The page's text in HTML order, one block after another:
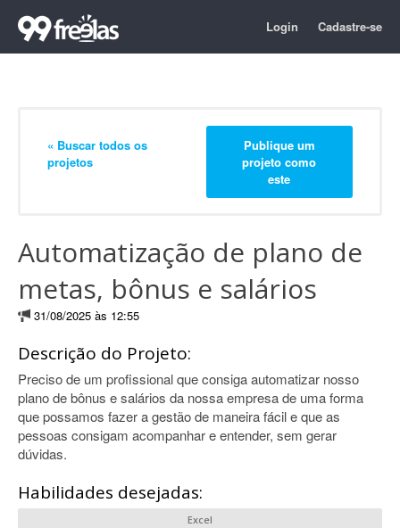
Login Cadastre-se
« Buscar todos os
projetos
Publique um
projeto como
este
Automatização de plano de
metas, bônus e salários
31/08/2025 às 12:55
Descrição do Projeto:
Preciso de um profissional que consiga automatizar nosso
plano de bônus e salários da nossa empresa de uma forma
que possamos fazer a gestão de maneira fácil e que as
pessoas consigam acompanhar e entender, sem gerar
dúvidas.
Habilidades desejadas:
Excel